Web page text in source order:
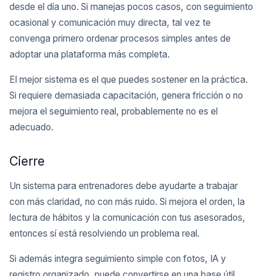
desde el día uno. Si manejas pocos casos, con seguimiento
ocasional y comunicación muy directa, tal vez te
convenga primero ordenar procesos simples antes de
adoptar una plataforma más completa.
El mejor sistema es el que puedes sostener en la práctica.
Si requiere demasiada capacitación, genera fricción o no
mejora el seguimiento real, probablemente no es el
adecuado.
Cierre
Un sistema para entrenadores debe ayudarte a trabajar
con más claridad, no con más ruido. Si mejora el orden, la
lectura de hábitos y la comunicación con tus asesorados,
entonces sí está resolviendo un problema real.
Si además integra seguimiento simple con fotos, IA y